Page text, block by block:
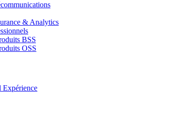
& Analytics
BSS
OSS
Expérience